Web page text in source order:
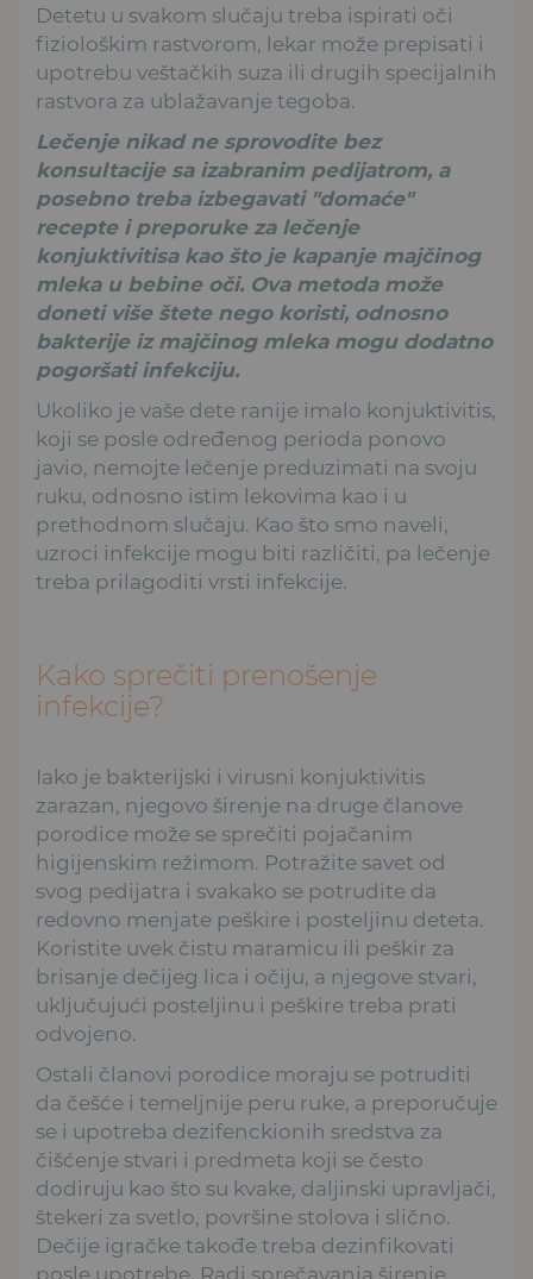
Detetu u svakom slučaju treba ispirati oči
fiziološkim rastvorom, lekar može prepisati i
upotrebu veštačkih suza ili drugih specijalnih
rastvora za ublažavanje tegoba.
Lečenje nikad ne sprovodite bez
konsultacije sa izabranim pedijatrom, a
posebno treba izbegavati "domaće"
recepte i preporuke za lečenje
konjuktivitisa kao što je kapanje majčinog
mleka u bebine oči. Ova metoda može
doneti više štete nego koristi, odnosno
bakterije iz majčinog mleka mogu dodatno
pogoršati infekciju.
Ukoliko je vaše dete ranije imalo konjuktivitis,
koji se posle određenog perioda ponovo
javio, nemojte lečenje preduzimati na svoju
ruku, odnosno istim lekovima kao i u
prethodnom slučaju. Kao što smo naveli,
uzroci infekcije mogu biti različiti, pa lečenje
treba prilagoditi vrsti infekcije.
Kako sprečiti prenošenje
infekcije?
Iako je bakterijski i virusni konjuktivitis
zarazan, njegovo širenje na druge članove
porodice može se sprečiti pojačanim
higijenskim režimom. Potražite savet od
svog pedijatra i svakako se potrudite da
redovno menjate peškire i posteljinu deteta.
Koristite uvek čistu maramicu ili peškir za
brisanje dečijeg lica i očiju, a njegove stvari,
uključujući posteljinu i peškire treba prati
odvojeno.
Ostali članovi porodice moraju se potruditi
da češće i temeljnije peru ruke, a preporučuje
se i upotreba dezifenckionih sredstva za
čišćenje stvari i predmeta koji se često
dodiruju kao što su kvake, daljinski upravljači,
štekeri za svetlo, površine stolova i slično.
Dečije igračke takođe treba dezinfikovati